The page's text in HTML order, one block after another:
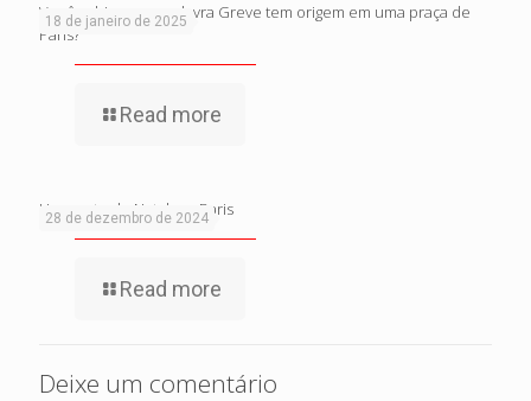
18 de janeiro de 2025
Você sabia que a palavra Greve tem origem em uma praça de
Paris?
Read more
28 de dezembro de 2024
Um conto de Natal em Paris
Read more
Deixe um comentário